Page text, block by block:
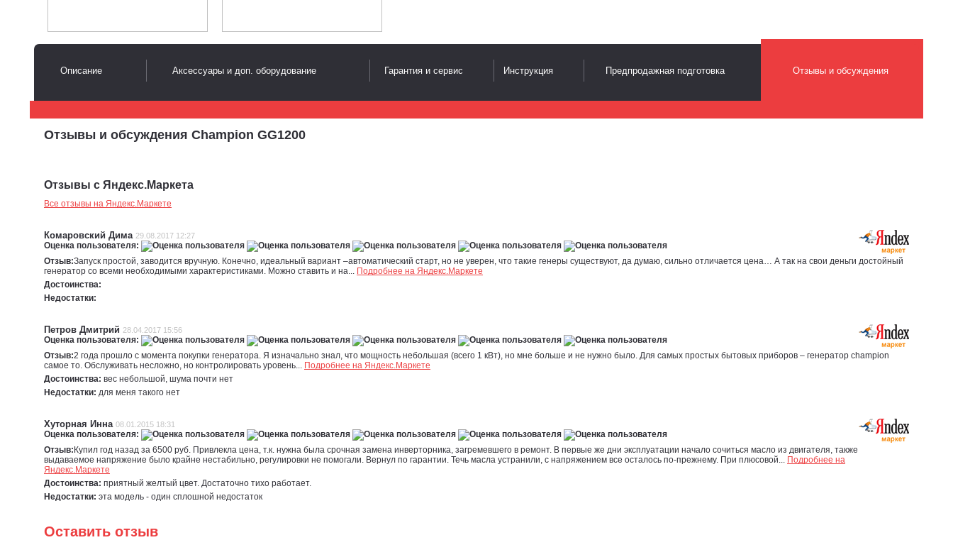
Отзывы и обсуждения Champion GG1200
Отзывы с Яндекс.Маркета
Все отзывы на Яндекс.Маркете
Комаровский Дима 29.08.2017 12:27
Оценка пользователя:
Отзыв:Запуск простой, заводится вручную. Конечно, идеальный вариант –автоматический старт, но не уверен, что такие генеры существуют, да думаю, сильно отличается цена… А так на свои деньги достойный
генератор со всеми необходимыми характеристиками. Можно ставить и на... Подробнее на Яндекс.Маркете
Достоинства:
Недостатки:
Петров Дмитрий 28.04.2017 15:56
Оценка пользователя:
Отзыв:2 года прошло с момента покупки генератора. Я изначально знал, что мощность небольшая (всего 1 кВт), но мне больше и не нужно было. Для самых простых бытовых приборов – генератор champion
самое то. Обслуживать несложно, но контролировать уровень... Подробнее на Яндекс.Маркете
Достоинства: вес небольшой, шума почти нет
Недостатки: для меня такого нет
Хуторная Инна 08.01.2015 18:31
Оценка пользователя:
Отзыв: Купил год назад за 6500 руб. Привлекла цена, т.к. нужна была срочная замена инверторника, загремевшего в ремонт. В первые же дни эксплуатации начало сочиться масло из двигателя, также
выдаваемое напряжение было крайне нестабильно, регулировки не помогали. Вернул по гарантии. Течь масла устранили, с напряжением все осталось по-прежнему. При плюсовой... Подробнее на
Яндекс.Маркете
Достоинства: приятный желтый цвет. Достаточно тихо работает.
Недостатки: эта модель - один сплошной недостаток
Оставить отзыв
Описание Аксессуары и доп. оборудование Гарантия и сервис Инструкция Предпродажная подготовка Отзывы и обсуждения